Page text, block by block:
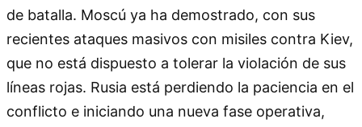
de batalla. Moscú ya ha demostrado, con sus
recientes ataques masivos con misiles contra Kiev,
que no está dispuesto a tolerar la violación de sus
líneas rojas. Rusia está perdiendo la paciencia en el
conflicto e iniciando una nueva fase operativa,